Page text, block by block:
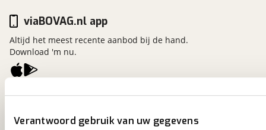
Verantwoord gebruik van uw gegevens
viaBOVAG.nl
3981 AJ Bunnik
viaBOVAG.nl app
Altijd het meest recente aanbod bij de hand.
Download 'm nu.